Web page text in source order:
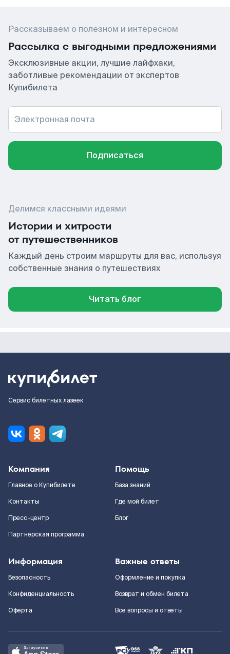
Рассказываем о полезном и интересном
Рассылка с выгодными предложениями
Эксклюзивные акции, лучшие лайфхаки,
заботливые рекомендации от экспертов
Купибилета
Электронная почта
Подписаться
Делимся классными идеями
Истории и хитрости
от путешественников
Каждый день строим маршруты для вас, используя
собственные знания о путешествиях
Читать блог
Сервис билетных лазеек
Компания
Главное о Купибилете
Контакты
Пресс-центр
Партнерская программа
Помощь
База знаний
Где мой билет
Блог
Информация
Безопасность
Конфиденциальность
Оферта
Важные ответы
Оформление и покупка
Возврат и обмен билета
Все вопросы и ответы